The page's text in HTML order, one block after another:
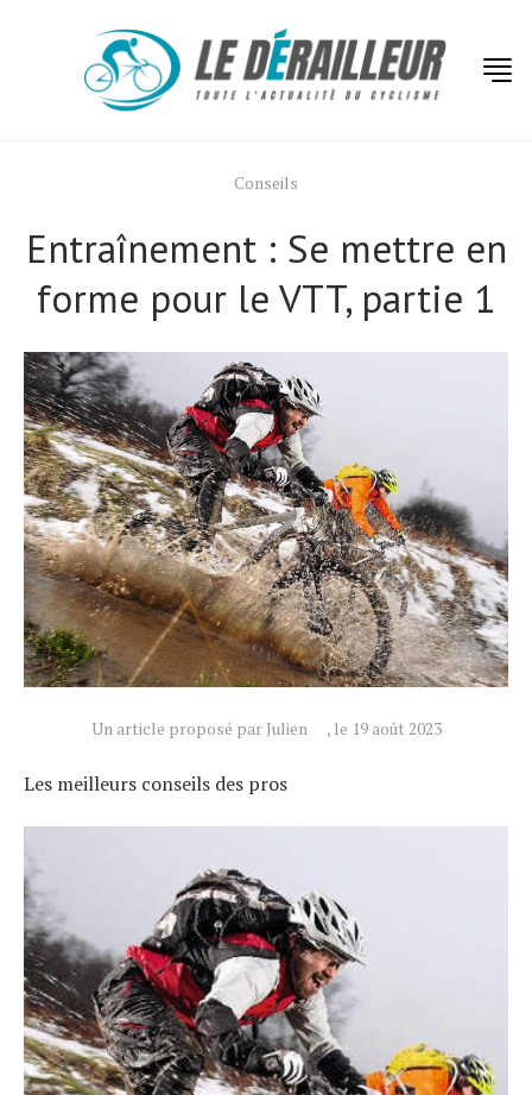
Conseils
Entraînement : Se mettre en
forme pour le VTT, partie 1
Un article proposé par Julien , le 19 août 2023
Les meilleurs conseils des pros